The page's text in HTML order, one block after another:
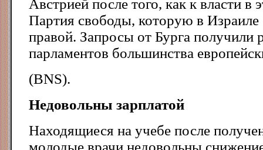
Австрией после того, как к власти в
Партия свободы, которую в Израиле
правой. Запросы от Бурга получили
парламентов большинства
(BNS).
Недовольны зарплатой
Находящиеся на учебе после